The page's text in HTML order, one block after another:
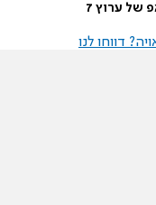
של ערוץ 7
דווחו לנו